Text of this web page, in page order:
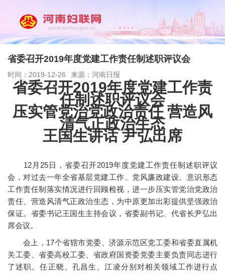
省委召开2019年度党建工作责任制述职评议会
时间：2019-12-26 来源：河南日报
省委召开2019年度党建工作责
任制述职评议会
压实管党治党政治责任 营造风
清气正政治生态
王国生讲话 尹弘出席
12月25日，省委召开2019年度党建工作责任制述职评议
会，对过去一年全省基层党建工作、党风廉政建设、意识形态
工作责任制落实情况进行回顾检视，进一步压实管党治党政治
责任、营造风清气正政治生态，为中原更加出彩提供坚强政治
保证。省委书记王国生主持会议，省委副书记、代省长尹弘出
席会议。
会上，17个省辖市党委、济源示范区党工委和省委直属机
关工委、省委高校工委、省政府国资委党委主要负责同志进行
了述职。任正晓、孔昌生、江凌分别对相关领域工作进行点